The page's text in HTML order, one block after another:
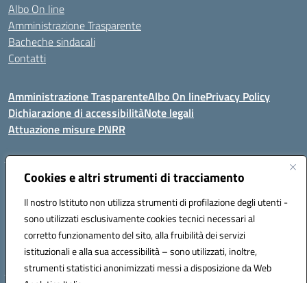
Cookies e altri strumenti di tracciamento
Il nostro Istituto non utilizza strumenti di profilazione degli utenti -
sono utilizzati esclusivamente cookies tecnici necessari al
corretto funzionamento del sito, alla fruibilità dei servizi
istituzionali e alla sua accessibilità – sono utilizzati, inoltre,
strumenti statistici anonimizzati messi a disposizione da Web
Albo On line
Amministrazione Trasparente
Bacheche sindacali
Contatti
Amministrazione TrasparenteAlbo On linePrivacy Policy
Dichiarazione di accessibilitàNote legali
Attuazione misure PNRR
VIA KENNEDY, 1 91011 ALCAMO (TP)
Mail: TPIC81000X@istruzione.it PEC: TPIC81000X@pec.istruzione.it
Codice meccanografico: TPIC81000X
Codice fiscale: 80003900810
Codice Univoco Ufficio: UFHNHB